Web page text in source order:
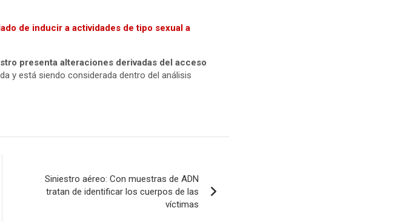
de inducir a actividades de tipo sexual a
presenta alteraciones derivadas del acceso
y está siendo considerada dentro del análisis
Siniestro aéreo: Con muestras de ADN
tratan de identificar los cuerpos de las
víctimas